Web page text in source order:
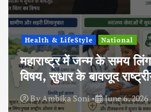
National Politics
वित्त वर्ष 2025-26 में 7.7%
अनुमान, भारतीय
रफ्तार
By Ambika Soni June 6, 2026